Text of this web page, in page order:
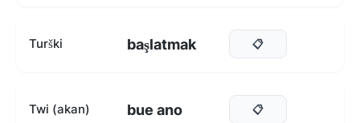
Turški başlatmak 📋
Twi (akan) bue ano 📋